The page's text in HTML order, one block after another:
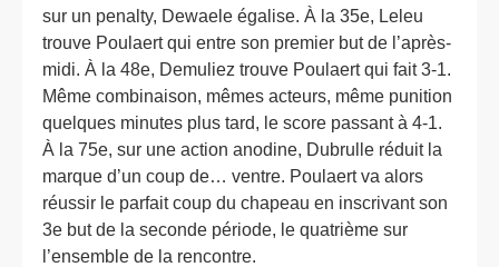
sur un penalty, Dewaele égalise. À la 35e, Leleu
trouve Poulaert qui entre son premier but de l’après-
midi. À la 48e, Demuliez trouve Poulaert qui fait 3-1.
Même combinaison, mêmes acteurs, même punition
quelques minutes plus tard, le score passant à 4-1.
À la 75e, sur une action anodine, Dubrulle réduit la
marque d’un coup de… ventre. Poulaert va alors
réussir le parfait coup du chapeau en inscrivant son
3e but de la seconde période, le quatrième sur
l’ensemble de la rencontre.